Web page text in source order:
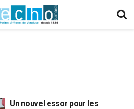
Un nouvel essor pour les